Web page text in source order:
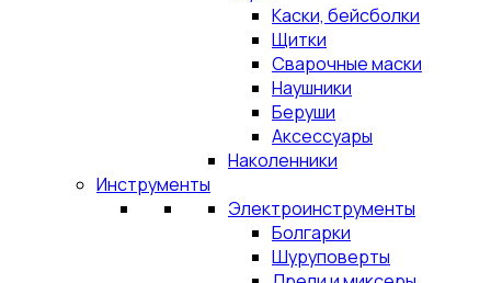
Каски, бейсболки
Щитки
Сварочные маски
Наушники
Беруши
Аксессуары
Наколенники
Инструменты
Электроинструменты
Болгарки
Шуруповерты